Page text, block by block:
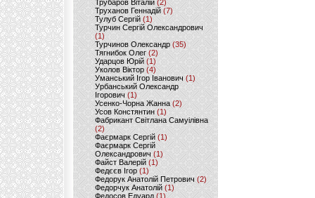
Трубаров Віталій (2)
Труханов Геннадій (7)
Тулуб Сергій(1)
Турчин Сергій Олександрович
(1)
Турчинов Олександр(35)
Тягнибок Олег (2)
Ударцов Юрій (1)
Уколов Віктор(4)
Уманський Ігор Іванович(1)
Урбанський Олександр
Ігорович (1)
Усенко-Чорна Жанна (2)
Усов Констянтин(1)
Фабрикант Світлана Самуілівна
(2)
Фаєрмарк Сергій(1)
Фаєрмарк Сергій
Олександрович (1)
Файст Валерій(1)
Федєєв Ігор (1)
Федорук Анатолій Петрович (2)
Федорчук Анатолій (1)
Федосов Едуард (1)